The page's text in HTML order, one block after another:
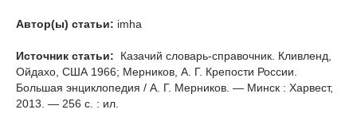
Автор(ы) статьи: imha
Источник статьи:
Казачий словарь-справочник. Кливленд,
Ойдахо, США 1966; Мерников, А. Г. Крепости России.
Большая энциклопедия / А. Г. Мерников. — Минск : Харвест,
2013. — 256 с. : ил.